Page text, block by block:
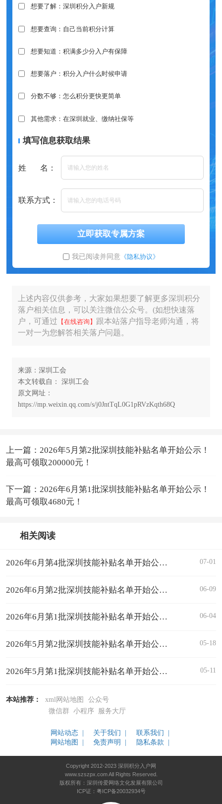
想要了解：深圳积分入户新规
想要查询：自己当前积分计算
想要知道：积满多少分入户有保障
想要落户：积分入户什么时候申请
分数不够：怎么积分更快更简单
其他需求：在深圳就业、缴纳社保等
填写信息获取结果
姓 名：
联系方式：
立即获取专属方案
我已阅读并同意 《隐私协议》
上述内容仅供参考，大家如果想要了解更多深圳积分
落户相关信息，可以关注微信公众号。(如想快速落
户，可通过 【在线咨询】 跟本站落户指导老师沟通，将
一对一为您解答相关落户问题。
来源：深圳工会
本文转载自： 深圳工会
原文网址：
https://mp.weixin.qq.com/s/j0JntTqL0G1pRVzKqth68Q
上一篇：2026年5月第2批深圳技能补贴名单开始公示！
最高可领取200000元！
下一篇：2026年6月第1批深圳技能补贴名单开始公示！
最高可领取4680元！
相关阅读
2026年6月第4批深圳技能补贴名单开始公示！最高可领取4680元！ 07-01
2026年6月第2批深圳技能补贴名单开始公示！最高可领取2000元！ 06-09
2026年6月第1批深圳技能补贴名单开始公示！最高可领取4680元！ 06-04
2026年5月第2批深圳技能补贴名单开始公示！最高可领取200000元！ 05-18
2026年5月第1批深圳技能补贴名单开始公示！最高可领取3900元！ 05-11
本站推荐： xml网站地图
公众号
微信群 小程序 服务大厅
网站动态 | 关于我们 |
联系我们 |
网站地图 |
免责声明 | 隐私条款 |
Copyright 2012-2023 深圳积分入户网
www.szszpx.com All Rights Reserved.
版权所有：深圳传爱网络文化发展有限公司
ICP证：粤ICP备20032934号